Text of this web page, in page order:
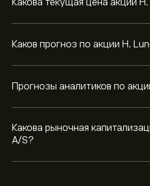
Каков прогноз по акции H.
Прогнозы аналитиков по
Какова рыночная
A/S?